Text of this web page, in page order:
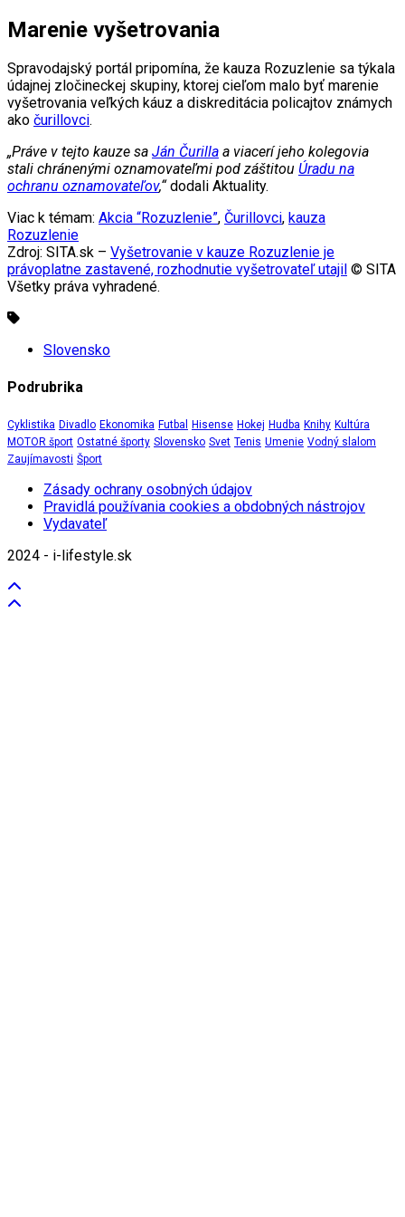
Marenie vyšetrovania
Spravodajský portál pripomína, že kauza Rozuzlenie sa týkala
údajnej zločineckej skupiny, ktorej cieľom malo byť marenie
vyšetrovania veľkých káuz a diskreditácia policajtov známych
ako čurillovci.
„Práve v tejto kauze sa Ján Čurilla a viacerí jeho kolegovia
stali chránenými oznamovateľmi pod záštitou Úradu na
ochranu oznamovateľov,“ dodali Aktuality.
Viac k témam: Akcia “Rozuzlenie”, Čurillovci, kauza
Rozuzlenie
Zdroj: SITA.sk – Vyšetrovanie v kauze Rozuzlenie je
právoplatne zastavené, rozhodnutie vyšetrovateľ utajil © SITA
Všetky práva vyhradené.
Slovensko
Podrubrika
Cyklistika Divadlo Ekonomika Futbal Hisense Hokej Hudba Knihy Kultúra
MOTOR šport Ostatné športy Slovensko Svet Tenis Umenie Vodný slalom
Zaujímavosti Šport
Zásady ochrany osobných údajov
Pravidlá používania cookies a obdobných nástrojov
Vydavateľ
2024 - i-lifestyle.sk